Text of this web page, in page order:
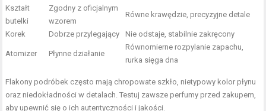
Kształt
butelki
Zgodny z oficjalnym
wzorem
Równe krawędzie, precyzyjne detale
Korek Dobrze przylegający Nie odstaje, stabilnie zakręcony
Atomizer Płynne działanie
Równomierne rozpylanie zapachu,
rurka sięga dna
Flakony podróbek często mają chropowate szkło, nietypowy kolor płynu
oraz niedokładności w detalach. Testuj zawsze perfumy przed zakupem,
aby upewnić się o ich autentyczności i jakości.